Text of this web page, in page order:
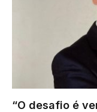
“O desafio é